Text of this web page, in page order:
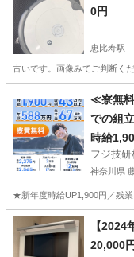
0円
恵比寿駅
古いです。画像みてご判断く
恵比寿駅
≪寮無
での組
時給
フジ技
神奈川県
★新年度時給UP1,900円／残
神奈川 藤沢市 その他
【
20,000円